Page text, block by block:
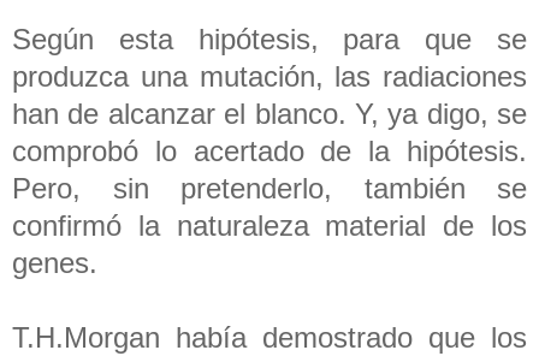
Según esta hipótesis, para que se
produzca una mutación, las radiaciones
han de alcanzar el blanco. Y, ya digo, se
comprobó lo acertado de la hipótesis.
Pero, sin pretenderlo, también se
confirmó la naturaleza material de los
genes.
T.H.Morgan había demostrado que los